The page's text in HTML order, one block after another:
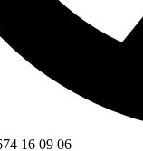
16 09 06